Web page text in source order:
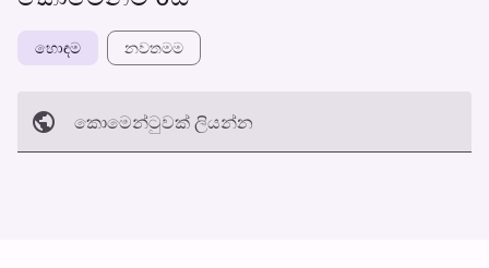
හොඳම නවත​මම
කොමෙන්ටුව​ක් ලියන්න